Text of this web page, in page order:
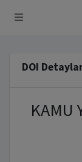
DOI
KAMU